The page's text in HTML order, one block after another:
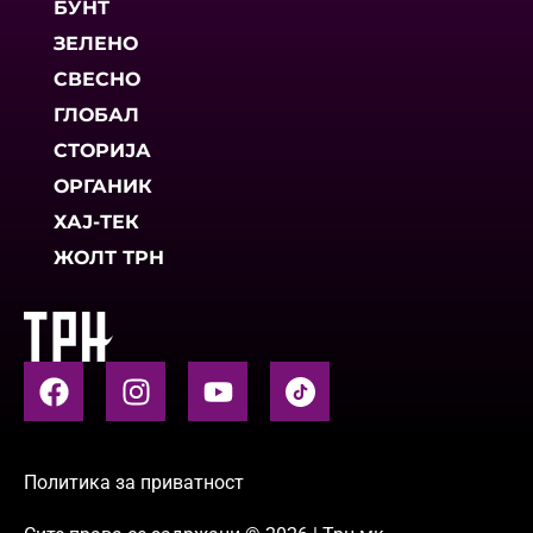
БУНТ
ЗЕЛЕНО
СВЕСНО
ГЛОБАЛ
СТОРИЈА
ОРГАНИК
ХАЈ-ТЕК
ЖОЛТ ТРН
Политика за приватност